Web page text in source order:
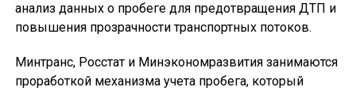
анализ данных о пробеге для предотвращения ДТП и
повышения прозрачности транспортных потоков.
Минтранс, Росстат и Минэкономразвития занимаются
проработкой механизма учета пробега, который